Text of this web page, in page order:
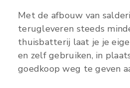
Met de afbouw van
terugleveren steeds
thuisbatterij laat je je
en zelf gebruiken, in
goedkoop weg te geven